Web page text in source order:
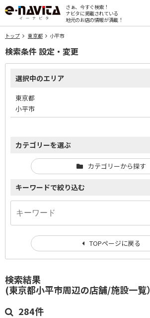
さぁ、今すぐ検索！
ナビタに掲載されている
地元のお店の情報が満載！
トップ 東京都 小平市
検索結果
(東京都小平市周辺の店舗/施設一覧）
284件
検索条件 設定・変更
選択中のエリア
東京都
小平市
カテゴリーを選ぶ
カテゴリーから探す
キーワードで絞り込む
TOPページに戻る